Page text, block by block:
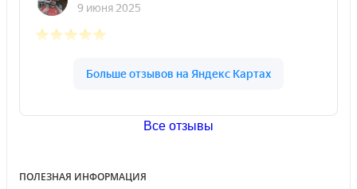
Все отзывы
ПОЛЕЗНАЯ ИНФОРМАЦИЯ